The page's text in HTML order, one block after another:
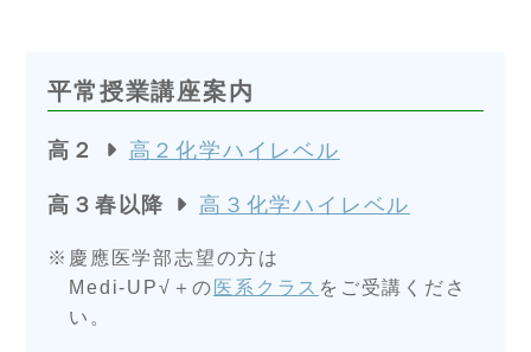
平常授業講座案内
高２ 高２化学ハイレベル
高３春以降 高３化学ハイレベル
慶應医学部志望の方は
Medi-UP√＋の 医系クラス をご受講くださ
い。